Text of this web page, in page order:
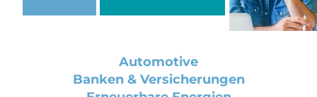
Automotive
Banken & Versicherungen